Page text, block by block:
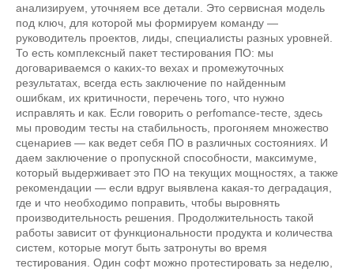
анализируем, уточняем все детали. Это сервисная модель
под ключ, для которой мы формируем команду —
руководитель проектов, лиды, специалисты разных уровней.
То есть комплексный пакет тестирования ПО: мы
договариваемся о каких-то вехах и промежуточных
результатах, всегда есть заключение по найденным
ошибкам, их критичности, перечень того, что нужно
исправлять и как. Если говорить о perfomance-тесте, здесь
мы проводим тесты на стабильность, прогоняем множество
сценариев — как ведет себя ПО в различных состояниях. И
даем заключение о пропускной способности, максимуме,
который выдерживает это ПО на текущих мощностях, а также
рекомендации — если вдруг выявлена какая-то деградация,
где и что необходимо поправить, чтобы выровнять
производительность решения. Продолжительность такой
работы зависит от функциональности продукта и количества
систем, которые могут быть затронуты во время
тестирования. Один софт можно протестировать за неделю,